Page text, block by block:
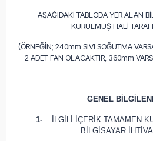
AŞAĞIDAKİ TABLODA YER ALAN
KURULMUŞ HALİ
(ÖRNEĞİN; 240mm SIVI SOĞUTMA
2 ADET FAN OLACAKTIR, 360mm
GENEL
1-
İLGİLİ İÇERİK TAMAMEN
BİLGİSAYAR